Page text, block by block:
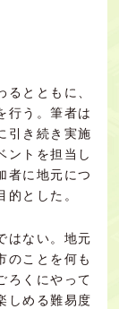
とともに、
行う。筆者は
引き続き実施
ントを担当し
者に地元につ
とした。
はない。地元
のことを何も
ろくにやって
しめる難易度